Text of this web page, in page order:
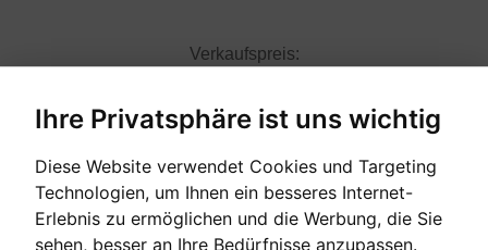
Ihre Privatsphäre ist uns wichtig
Diese Website verwendet Cookies und Targeting
Technologien, um Ihnen ein besseres Internet-
Erlebnis zu ermöglichen und die Werbung, die Sie
sehen, besser an Ihre Bedürfnisse anzupassen.
Verkaufspreis: